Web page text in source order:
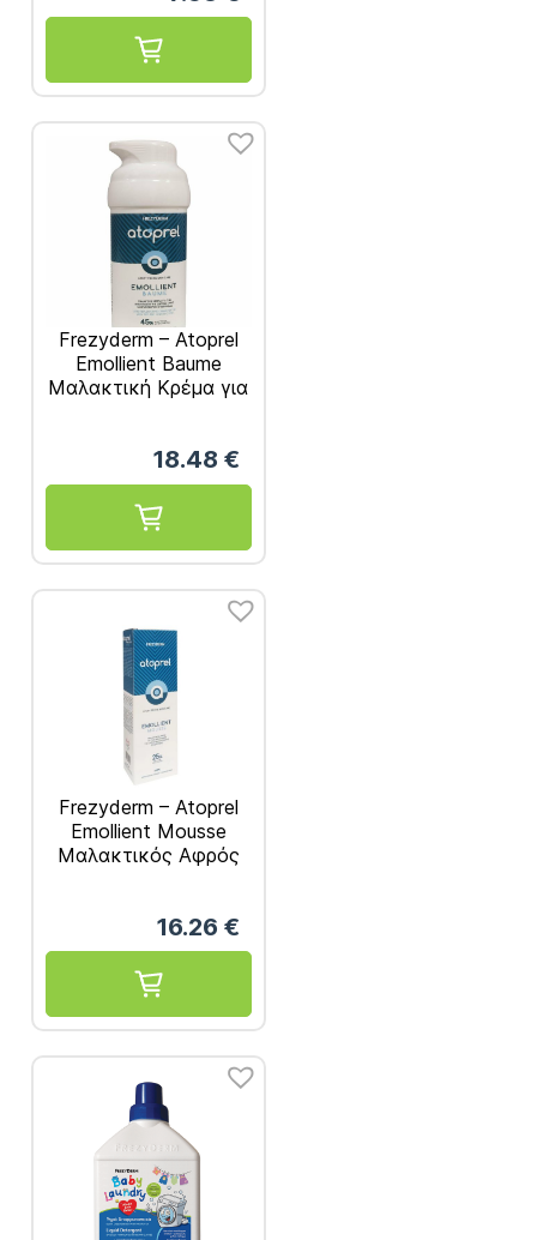
Χρήσης 60x5ml
(40+20 Δώρο)
Frezyderm – Atoprel
Emollient Baume
Μαλακτική Κρέμα για
Επιδερμίδας 300ml
18.48 €
Frezyderm – Atoprel
Emollient Mousse
Μαλακτικός Αφρός
Ευαίσθητης
Επιδερμίδας 200ml
16.26 €